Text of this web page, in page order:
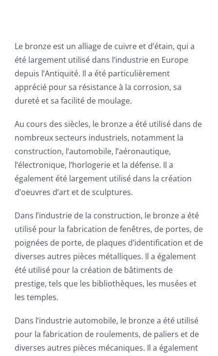
Le bronze est un alliage de cuivre et d’étain, qui a
été largement utilisé dans l’industrie en Europe
depuis l’Antiquité. Il a été particulièrement
apprécié pour sa résistance à la corrosion, sa
dureté et sa facilité de moulage.
Au cours des siècles, le bronze a été utilisé dans de
nombreux secteurs industriels, notamment la
construction, l’automobile, l’aéronautique,
l’électronique, l’horlogerie et la défense. Il a
également été largement utilisé dans la création
d’oeuvres d’art et de sculptures.
Dans l’industrie de la construction, le bronze a été
utilisé pour la fabrication de fenêtres, de portes, de
poignées de porte, de plaques d’identification et de
diverses autres pièces métalliques. Il a également
été utilisé pour la création de bâtiments de
prestige, tels que les bibliothèques, les musées et
les temples.
Dans l’industrie automobile, le bronze a été utilisé
pour la fabrication de roulements, de paliers et de
diverses autres pièces mécaniques. Il a également